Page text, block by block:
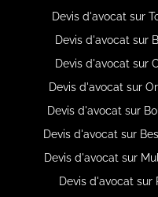
Devis d'avocat sur
Devis d'avocat sur
Devis d'avocat sur
Devis d'avocat sur
Devis d'avocat sur
Devis d'avocat sur
Devis d'avocat sur
Devis d'avocat sur